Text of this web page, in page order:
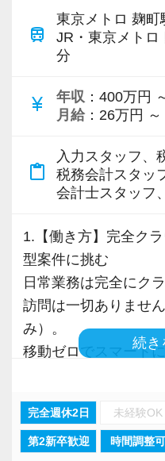
資格取得を目指す方
るポジションをご用意
ため、勉強と仕事の
もちろん、試験日前
こともできるなど、
キャリアアップとし
年収アップにつなが
ップ。
資格が無くても自由
進めており、年収
制を整えています。
を！】
年齢層などの側面も
気のある環境です。
いため、先方のスケ
間を各自で調整する
夜間や休日の対応は
れ以外は自由な時間
・午前中は事務作業
・朝礼終わったらす
・早めに出社して、
など、フレキシブル
さらに毎週水曜日は
テレワーク・出勤と
ます。
後押し】
実地研修実践を集中
税理士試験当日と試
別枠の休暇を付与い
さらに、一定条件を
きます。
社内には税理士試験
在籍しており、仕事
して資格取得を目指
ています。
【採用担当者からの
当事務所は最新シス
一番大切にしている
地の良さ」です。
アナログな作業に追
トする時間を全員が
いメンバーがあなた
少しでも気になった
ください！
train
東京メトロ 麹町
JR・東京メトロ
分
currency_yen 年収 ：400万円
月給 ：26万円
content_paste
入力スタッフ、
税務会計スタッ
会計士スタッフ
1.【働き方】完全ク
型案件に挑む
日常業務は完全にク
訪問は一切ありませ
み）。
移動ゼロでスマート
のDX環境で市場価値
です。
続き
完全週休2日 未経験OK
第2新卒歓迎 時間調整可